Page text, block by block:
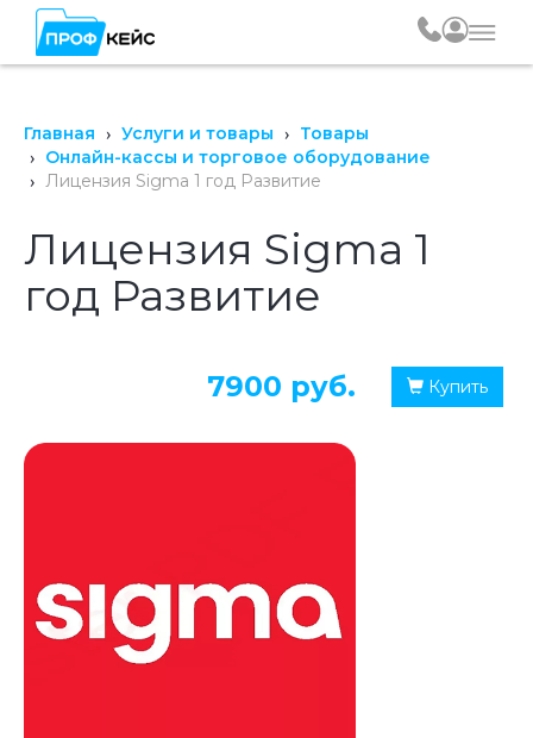
Главная Услуги и товары
Товары
Онлайн-кассы и торговое оборудование
Лицензия Sigma 1 год Развитие
Лицензия Sigma 1
год Развитие
7900 руб. Купить